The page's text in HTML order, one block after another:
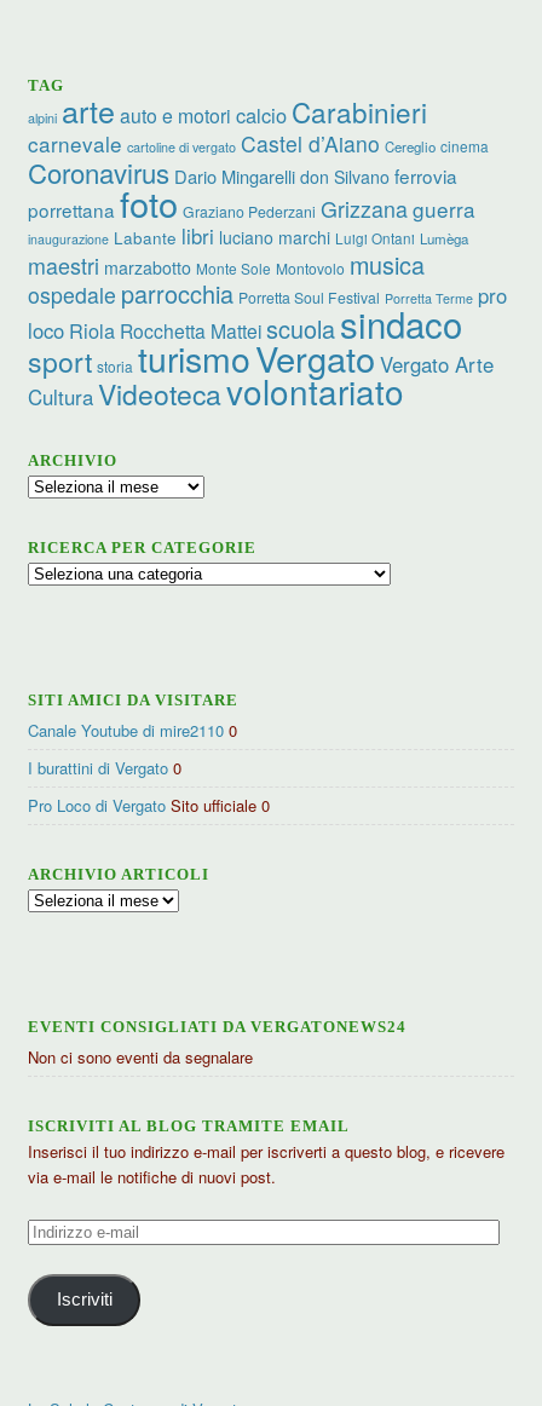
TAG
alpini arte auto e motori calcio Carabinieri
carnevale cartoline di vergato Castel d’Aiano Cereglio cinema
Coronavirus Dario Mingarelli don Silvano ferrovia
porrettana foto Graziano Pederzani Grizzanaguerra
inaugurazione Labante libri luciano marchi Luigi Ontani Lumèga
maestri marzabotto Monte Sole Montovolo musica
ospedale parrocchia Porretta Soul Festival Porretta Terme pro
loco Riola Rocchetta Matteiscuolasindaco
sport storia turismoVergato Vergato Arte
CulturaVideotecavolontariato
ARCHIVIO
Archivio
RICERCA PER CATEGORIE
Ricerca
SITI AMICI DA VISITARE
Canale Youtube di mire2110 0
I burattini di Vergato 0
Pro Loco di Vergato Sito ufficiale 0
ARCHIVIO ARTICOLI
Archivio
EVENTI CONSIGLIATI DA VERGATONEWS24
Non ci sono eventi da segnalare
ISCRIVITI AL BLOG TRAMITE EMAIL
Inserisci il tuo indirizzo e-mail per iscriverti a questo blog, e ricevere
via e-mail le notifiche di nuovi post.
Indirizzo
mail
Iscriviti